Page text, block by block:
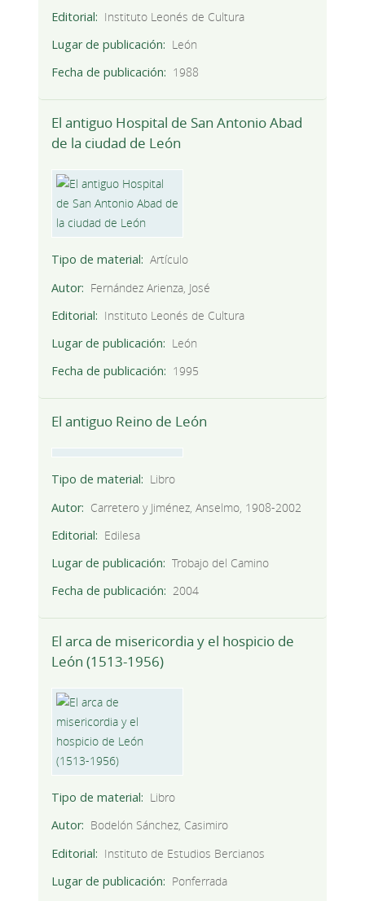
Editorial
Instituto Leonés de Cultura
Lugar de publicación
León
Fecha de publicación
1988
El antiguo Hospital de San Antonio Abad
de la ciudad de León
Tipo de material
Artículo
Autor
Fernández Arienza, José
Editorial
Instituto Leonés de Cultura
Lugar de publicación
León
Fecha de publicación
1995
El antiguo Reino de León
Tipo de material
Libro
Autor
Carretero y Jiménez, Anselmo, 1908-2002
Editorial
Edilesa
Lugar de publicación
Trobajo del Camino
Fecha de publicación
2004
El arca de misericordia y el hospicio de
León (1513-1956)
Tipo de material
Libro
Autor
Bodelón Sánchez, Casimiro
Editorial
Instituto de Estudios Bercianos
Lugar de publicación
Ponferrada